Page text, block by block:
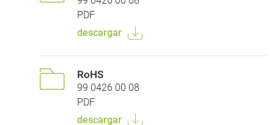
PDF
descargar
RoHS
99 0426 00 08
PDF
descargar